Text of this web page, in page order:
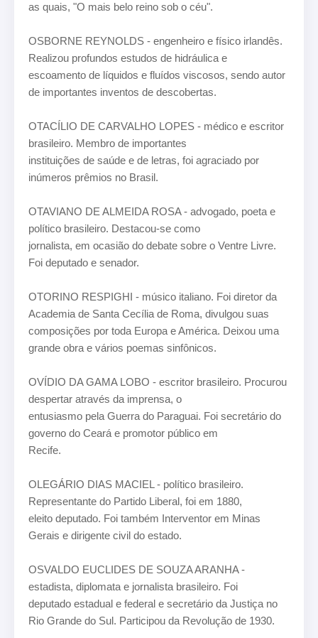
as quais, "O mais belo reino sob o céu".
OSBORNE REYNOLDS - engenheiro e físico irlandês.
Realizou profundos estudos de hidráulica e
escoamento de líquidos e fluídos viscosos, sendo autor
de importantes inventos de descobertas.
OTACÍLIO DE CARVALHO LOPES - médico e escritor
brasileiro. Membro de importantes
instituições de saúde e de letras, foi agraciado por
inúmeros prêmios no Brasil.
OTAVIANO DE ALMEIDA ROSA - advogado, poeta e
político brasileiro. Destacou-se como
jornalista, em ocasião do debate sobre o Ventre Livre.
Foi deputado e senador.
OTORINO RESPIGHI - músico italiano. Foi diretor da
Academia de Santa Cecília de Roma, divulgou suas
composições por toda Europa e América. Deixou uma
grande obra e vários poemas sinfônicos.
OVÍDIO DA GAMA LOBO - escritor brasileiro. Procurou
despertar através da imprensa, o
entusiasmo pela Guerra do Paraguai. Foi secretário do
governo do Ceará e promotor público em
Recife.
OLEGÁRIO DIAS MACIEL - político brasileiro.
Representante do Partido Liberal, foi em 1880,
eleito deputado. Foi também Interventor em Minas
Gerais e dirigente civil do estado.
OSVALDO EUCLIDES DE SOUZA ARANHA -
estadista, diplomata e jornalista brasileiro. Foi
deputado estadual e federal e secretário da Justiça no
Rio Grande do Sul. Participou da Revolução de 1930.